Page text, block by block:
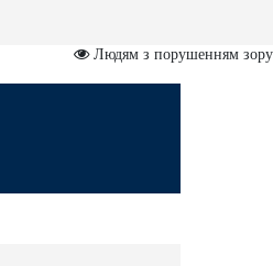
Людям з порушенням зору